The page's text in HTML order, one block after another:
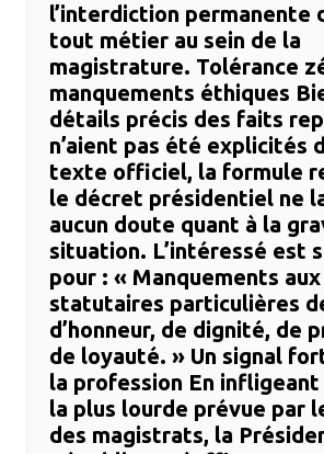
l’interdiction permanente
tout métier au sein de la
magistrature. ​Tolérance
manquements éthiques
détails précis des faits
n’aient pas été explicités
texte officiel, la formule
le décret présidentiel ne
aucun doute quant à la
situation. L’intéressé est
pour : ​« Manquements
statutaires particulières
d’honneur, de dignité, de
de loyauté. » ​Un signal
la profession ​En infligeant
la plus lourde prévue par
des magistrats, la